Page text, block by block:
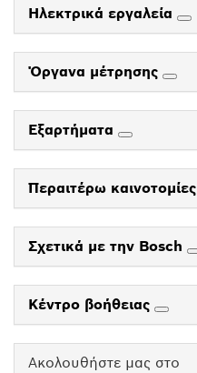
Ηλεκτρικά εργαλεία
Όργανα μέτρησης
Εξαρτήματα
Περαιτέρω καινοτομίες
Σχετικά με την Bosch
Κέντρο βοήθειας
Ακολουθήστε μας στο